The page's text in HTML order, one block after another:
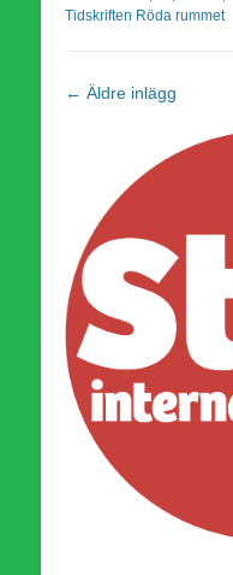
Tidskriften Röda rummet
Inläggsnavigering
← Äldre inlägg